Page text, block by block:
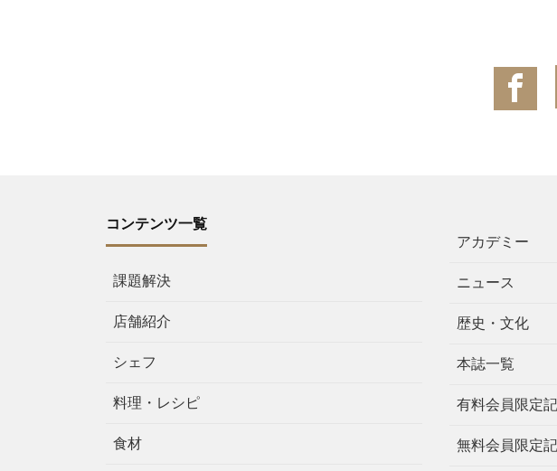
コンテンツ一覧
課題解決
店舗紹介
シェフ
料理・レシピ
食材
アカデミー
ニュース
歴史・文化
本誌一覧
有料会員限定
無料会員限定